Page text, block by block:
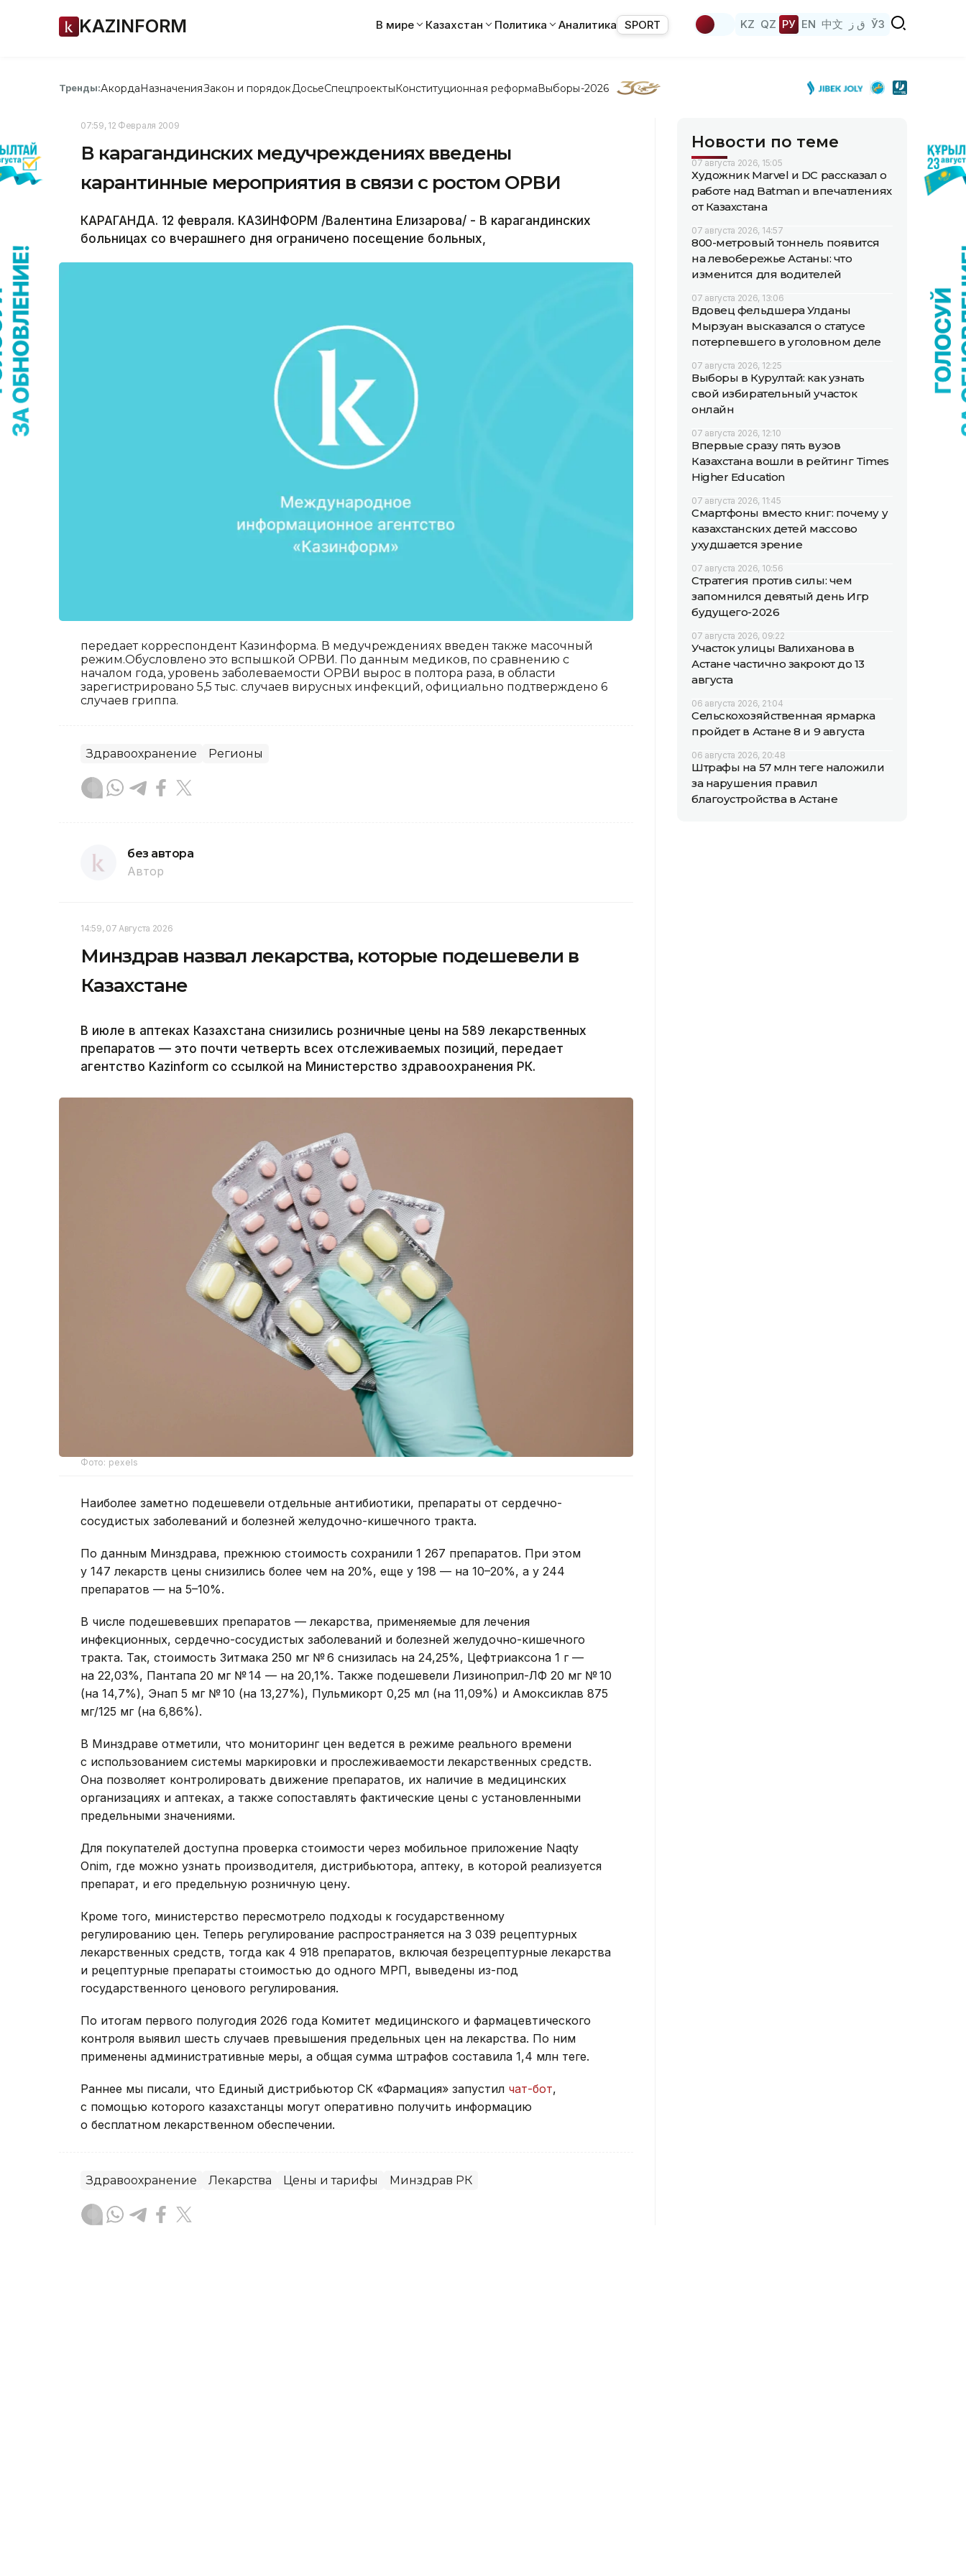
KAZINFORM В мире Казахстан Политика Аналитика SPORT KZ QZ РУ EN 中文 ق ز ЎЗ
Тренды:АкордаНазначенияЗакон и порядок ДосьеСпецпроектыКонституционная реформаВыборы-2026
07:59, 12 Февраля 2009
В карагандинских медучреждениях введены
карантинные мероприятия в связи с ростом ОРВИ
КАРАГАНДА. 12 февраля. КАЗИНФОРМ /Валентина Елизарова/ - В карагандинских
больницах со вчерашнего дня ограничено посещение больных,
передает корреспондент Казинформа. В медучреждениях введен также масочный
режим.Обусловлено это вспышкой ОРВИ. По данным медиков, по сравнению с
началом года, уровень заболеваемости ОРВИ вырос в полтора раза, в области
зарегистрировано 5,5 тыс. случаев вирусных инфекций, официально подтверждено 6
случаев гриппа.
Здравоохранение Регионы
без автора
Автор
14:59, 07 Августа 2026
Минздрав назвал лекарства, которые подешевели в
Казахстане
В июле в аптеках Казахстана снизились розничные цены на 589 лекарственных
препаратов — это почти четверть всех отслеживаемых позиций, передает
агентство Kazinform со ссылкой на Министерство здравоохранения РК.
Фото: pexels
Наиболее заметно подешевели отдельные антибиотики, препараты от сердечно-
сосудистых заболеваний и болезней желудочно-кишечного тракта.
По данным Минздрава, прежнюю стоимость сохранили 1 267 препаратов. При этом
у 147 лекарств цены снизились более чем на 20%, еще у 198 — на 10–20%, а у 244
препаратов — на 5–10%.
В числе подешевевших препаратов — лекарства, применяемые для лечения
инфекционных, сердечно-сосудистых заболеваний и болезней желудочно-кишечного
тракта. Так, стоимость Зитмака 250 мг № 6 снизилась на 24,25%, Цефтриаксона 1 г —
на 22,03%, Пантапа 20 мг № 14 — на 20,1%. Также подешевели Лизиноприл-ЛФ 20 мг № 10
(на 14,7%), Энап 5 мг № 10 (на 13,27%), Пульмикорт 0,25 мл (на 11,09%) и Амоксиклав 875
мг/125 мг (на 6,86%).
В Минздраве отметили, что мониторинг цен ведется в режиме реального времени
с использованием системы маркировки и прослеживаемости лекарственных средств.
Она позволяет контролировать движение препаратов, их наличие в медицинских
организациях и аптеках, а также сопоставлять фактические цены с установленными
предельными значениями.
Для покупателей доступна проверка стоимости через мобильное приложение Naqty
Onim, где можно узнать производителя, дистрибьютора, аптеку, в которой реализуется
препарат, и его предельную розничную цену.
Кроме того, министерство пересмотрело подходы к государственному
регулированию цен. Теперь регулирование распространяется на 3 039 рецептурных
лекарственных средств, тогда как 4 918 препаратов, включая безрецептурные лекарства
и рецептурные препараты стоимостью до одного МРП, выведены из-под
государственного ценового регулирования.
По итогам первого полугодия 2026 года Комитет медицинского и фармацевтического
контроля выявил шесть случаев превышения предельных цен на лекарства. По ним
применены административные меры, а общая сумма штрафов составила 1,4 млн теңге.
Раннее мы писали, что Единый дистрибьютор СК «Фармация» запустил чат-бот,
с помощью которого казахстанцы могут оперативно получить информацию
о бесплатном лекарственном обеспечении.
Здравоохранение Лекарства Цены и тарифы Минздрав РК
Новости по теме
07 августа 2026, 15:05
Художник Marvel и DC рассказал о
работе над Batman и впечатлениях
от Казахстана
07 августа 2026, 14:57
800-метровый тоннель появится
на левобережье Астаны: что
изменится для водителей
07 августа 2026, 13:06
Вдовец фельдшера Улданы
Мырзуан высказался о статусе
потерпевшего в уголовном деле
07 августа 2026, 12:25
Выборы в Курултай: как узнать
свой избирательный участок
онлайн
07 августа 2026, 12:10
Впервые сразу пять вузов
Казахстана вошли в рейтинг Times
Higher Education
07 августа 2026, 11:45
Смартфоны вместо книг: почему у
казахстанских детей массово
ухудшается зрение
07 августа 2026, 10:56
Стратегия против силы: чем
запомнился девятый день Игр
будущего-2026
07 августа 2026, 09:22
Участок улицы Валиханова в
Астане частично закроют до 13
августа
06 августа 2026, 21:04
Сельскохозяйственная ярмарка
пройдет в Астане 8 и 9 августа
06 августа 2026, 20:48
Штрафы на 57 млн теңге наложили
за нарушения правил
благоустройства в Астане